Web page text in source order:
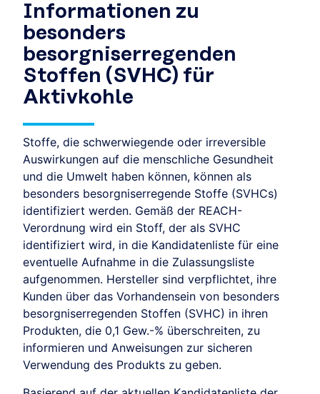
Informationen zu
besonders
besorgniserregenden
Stoffen (SVHC) für
Aktivkohle
Stoffe, die schwerwiegende oder irreversible
Auswirkungen auf die menschliche Gesundheit
und die Umwelt haben können, können als
besonders besorgniserregende Stoffe (SVHCs)
identifiziert werden. Gemäß der REACH-
Verordnung wird ein Stoff, der als SVHC
identifiziert wird, in die Kandidatenliste für eine
eventuelle Aufnahme in die Zulassungsliste
aufgenommen. Hersteller sind verpflichtet, ihre
Kunden über das Vorhandensein von besonders
besorgniserregenden Stoffen (SVHC) in ihren
Produkten, die 0,1 Gew.-% überschreiten, zu
informieren und Anweisungen zur sicheren
Verwendung des Produkts zu geben.